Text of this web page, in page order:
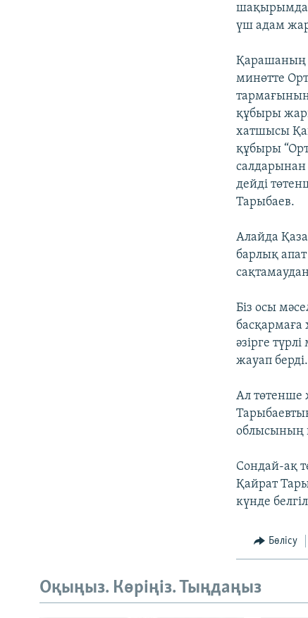
үш адам
Қарашаның
минөтте
құбыры
хатшысы
құбыры
салдарынан
дейді
Тарыбаев.
Алайда
барлық
Біз осы
әзірге
жауап берді.
Ал төтенше
облысының
Сондай-ақ
Қайрат
күнде
Бөлісу
Оқыңыз. Көріңіз. Тыңдаңыз